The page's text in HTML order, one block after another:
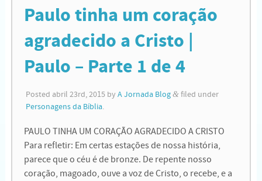
Paulo tinha um coração
agradecido a Cristo |
Paulo – Parte 1 de 4
Posted abril 23rd, 2015 by A Jornada Blog &filed under
Personagens da Bíblia.
PAULO TINHA UM CORAÇÃO AGRADECIDO A CRISTO
Para refletir: Em certas estações de nossa história,
parece que o céu é de bronze. De repente nosso
coração, magoado, ouve a voz de Cristo, o recebe, e a